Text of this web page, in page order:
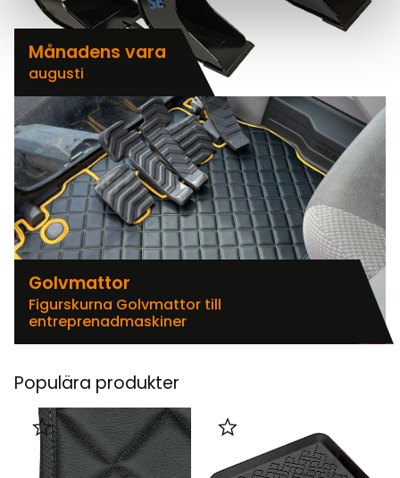
Månadens vara
augusti
Golvmattor
Figurskurna Golvmattor till
entreprenadmaskiner
Populära produkter
Lägg till i favoriter Lägg till i favoriter